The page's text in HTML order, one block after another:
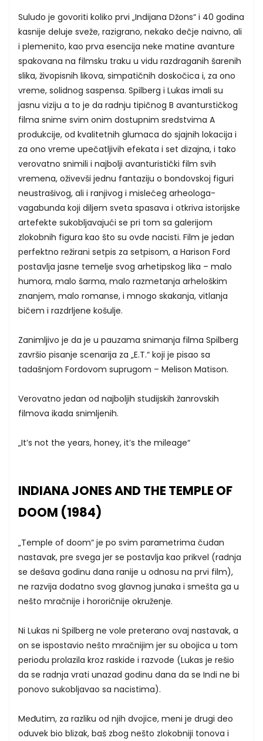
Suludo je govoriti koliko prvi „Indijana Džons“ i 40 godina
kasnije deluje sveže, razigrano, nekako dečje naivno, ali
i plemenito, kao prva esencija neke matine avanture
spakovana na filmsku traku u vidu razdraganih šarenih
slika, živopisnih likova, simpatičnih doskočica i, za ono
vreme, solidnog saspensa. Spilberg i Lukas imali su
jasnu viziju a to je da radnju tipičnog B avanturstičkog
filma snime svim onim dostupnim sredstvima A
produkcije, od kvalitetnih glumaca do sjajnih lokacija i
za ono vreme upečatljivih efekata i set dizajna, i tako
verovatno snimili i najbolji avanturistički film svih
vremena, oživevši jednu fantaziju o bondovskoj figuri
neustrašivog, ali i ranjivog i mislećeg arheologa-
vagabunda koji diljem sveta spasava i otkriva istorijske
artefekte sukobljavajući se pri tom sa galerijom
zlokobnih figura kao što su ovde nacisti. Film je jedan
perfektno režirani setpis za setpisom, a Harison Ford
postavlja jasne temelje svog arhetipskog lika – malo
humora, malo šarma, malo razmetanja arheloškim
znanjem, malo romanse, i mnogo skakanja, vitlanja
bičem i razdrljene košulje.
Zanimljivo je da je u pauzama snimanja filma Spilberg
završio pisanje scenarija za „E.T.“ koji je pisao sa
tadašnjom Fordovom suprugom – Melison Matison.
Verovatno jedan od najboljih studijskih žanrovskih
filmova ikada snimljenih.
„It’s not the years, honey, it’s the mileage“
INDIANA JONES AND THE TEMPLE OF
DOOM (1984)
„Temple of doom“ je po svim parametrima čudan
nastavak, pre svega jer se postavlja kao prikvel (radnja
se dešava godinu dana ranije u odnosu na prvi film),
ne razvija dodatno svog glavnog junaka i smešta ga u
nešto mračnije i hororičnije okruženje.
Ni Lukas ni Spilberg ne vole preterano ovaj nastavak, a
on se ispostavio nešto mračnijim jer su obojica u tom
periodu prolazila kroz raskide i razvode (Lukas je rešio
da se radnja vrati unazad godinu dana da se Indi ne bi
ponovo sukobljavao sa nacistima).
Međutim, za razliku od njih dvojice, meni je drugi deo
oduvek bio blizak, baš zbog nešto zlokobniji tonova i